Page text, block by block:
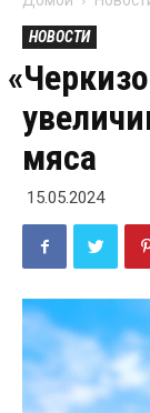
НОВОСТИ
«
мяса
15.05.2024